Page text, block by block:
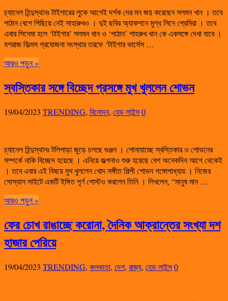
চ্যানেল হিন্দুস্থানঃ টাইগারের লুকে আগেই দর্শক দের মন জয় করেছেন সলমন খান । তবে
পাঠান বেশে পিছিয়ে নেই সাহারুখও । দুই ছবির অ্যাকশনে মুগ্ধ সিনে প্রেমিরা । তবে
এবার সিনেমা হলে ‘টাইগার’ সলমন খান ও ‘পাঠান’ শাহরুখ খান কে একসঙ্গে দেখা যাবে ।
যশরাজ ফিল্মস প্রযোজনা সংস্থার তরফে ‘টাইগার ভার্সেস …
আরও পড়ুন »
স্বস্তিকার সঙ্গে বিচ্ছেদ প্রসঙ্গে মুখ খুললেন শোভন
19/04/2023 TRENDING, বিনোদন, হেড লাইন্স0
চ্যানেল হিন্দুস্থানঃ টলিপাড়া জুড়ে চলছে গুঞ্জন । শোনাযাচ্ছে স্বস্তিকার ও শোভনের
সম্পর্কে নাকি বিচ্ছেদ হয়েছে । এনিয়ে জল্পনাও শুরু হয়েছে বেশ অনেকদিন আগে থেকেই
। তবে এবার এই বিষয়ে মুখ খুললেন খোদ সঙ্গীত শিল্পী শোভন গঙ্গোপাধ্যায় । নিজের
সোস্যাল সাইটে একটি ইঙ্গিত পূর্ণ পোস্টও করলেন তিনি । লিখলেন, “মানুষ মান …
আরও পড়ুন »
ফের চোখ রাঙাচ্ছে করোনা, দৈনিক আক্রান্তের সংখ্যা দশ
হাজার পেরিয়ে
19/04/2023 TRENDING, কলকাতা, দেশ, রাজ্য, হেড লাইন্স0